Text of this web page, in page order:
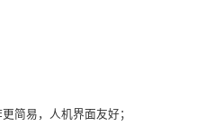
简易，人机界面友好；